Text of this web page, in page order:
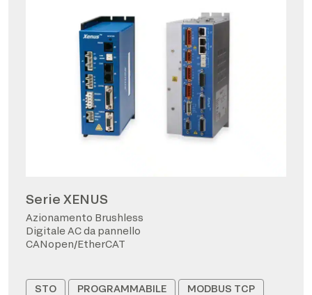
Serie XENUS
Azionamento Brushless
Digitale AC da pannello
CANopen/EtherCAT
STO PROGRAMMABILE MODBUS TCP